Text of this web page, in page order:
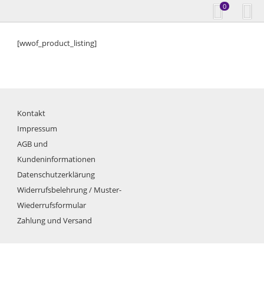
0
[wwof_product_listing]
Kontakt
Impressum
AGB und
Kundeninformationen
Datenschutzerklärung
Widerrufsbelehrung / Muster-
Wiederrufsformular
Zahlung und Versand